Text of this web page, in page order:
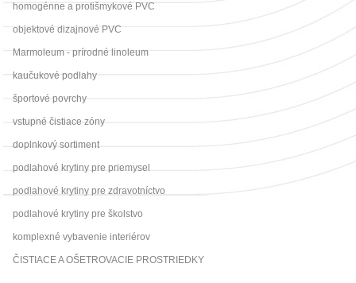
homogénne a protišmykové PVC
objektové dizajnové PVC
Marmoleum - prírodné linoleum
kaučukové podlahy
športové povrchy
vstupné čistiace zóny
doplnkový sortiment
podlahové krytiny pre priemysel
podlahové krytiny pre zdravotníctvo
podlahové krytiny pre školstvo
komplexné vybavenie interiérov
ČISTIACE A OŠETROVACIE PROSTRIEDKY